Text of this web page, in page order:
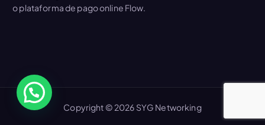
o plataforma de pago online Flow.
Copyright © 2026 SYG Networking